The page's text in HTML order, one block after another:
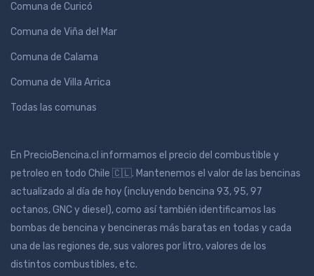
Comuna de Curicó
Comuna de Viña del Mar
Comuna de Calama
Comuna de Villa Arrica
Todas las comunas
En PrecioBencina.cl informamos el precio del combustible y
petroleo en todo Chile 🇨🇱. Mantenemos el valor de las bencinas
actualizado al día de hoy (incluyendo bencina 93, 95, 97
octanos, GNC y diesel), como así también identificamos las
bombas de bencina y bencineras más baratas en todas y cada
una de las regiones de, sus valores por litro, valores de los
distintos combustibles, etc.